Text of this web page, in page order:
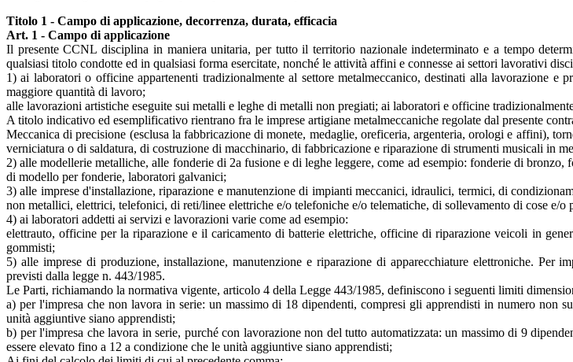
Titolo 1 - Campo di applicazione, decorrenza, durata, efficacia
Art. 1 - Campo di applicazione
Il presente CCNL disciplina in maniera unitaria, per tutto il territorio nazionale indeterminato e a tempo
qualsiasi titolo condotte ed in qualsiasi forma esercitate, nonché le attività affini e connesse ai settori lavorativi
1) ai laboratori o officine appartenenti tradizionalmente al settore metalmeccanico, destinati alla lavorazione
maggiore quantità di lavoro;
alle lavorazioni artistiche eseguite sui metalli e leghe di metalli non pregiati; ai laboratori e officine
A titolo indicativo ed esemplificativo rientrano fra le imprese artigiane metalmeccaniche regolate dal presente
Meccanica di precisione (esclusa la fabbricazione di monete, medaglie, oreficeria, argenteria, orologi e affini),
verniciatura o di saldatura, di costruzione di macchinario, di fabbricazione e riparazione di strumenti musicali in
2) alle modellerie metalliche, alle fonderie di 2a fusione e di leghe leggere, come ad esempio: fonderie di
di modello per fonderie, laboratori galvanici;
3) alle imprese d'installazione, riparazione e manutenzione di impianti meccanici, idraulici, termici, di
non metallici, elettrici, telefonici, di reti/linee elettriche e/o telefoniche e/o telematiche, di sollevamento di cose e/
4) ai laboratori addetti ai servizi e lavorazioni varie come ad esempio:
elettrauto, officine per la riparazione e il caricamento di batterie elettriche, officine di riparazione veicoli in
gommisti;
5) alle imprese di produzione, installazione, manutenzione e riparazione di apparecchiature elettroniche. Per
previsti dalla legge n. 443/1985.
Le Parti, richiamando la normativa vigente, articolo 4 della Legge 443/1985, definiscono i seguenti limiti
a) per l'impresa che non lavora in serie: un massimo di 18 dipendenti, compresi gli apprendisti in numero non
unità aggiuntive siano apprendisti;
b) per l'impresa che lavora in serie, purché con lavorazione non del tutto automatizzata: un massimo di 9
essere elevato fino a 12 a condizione che le unità aggiuntive siano apprendisti;